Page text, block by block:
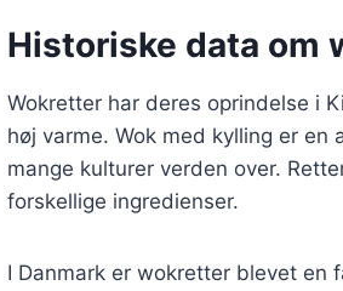
Historiske data om
Wokretter har deres oprindelse i
høj varme. Wok med kylling er
mange kulturer verden over.
forskellige ingredienser.
I Danmark er wokretter blevet en